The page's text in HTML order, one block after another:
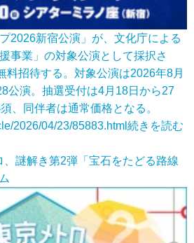
2026新宿公演」が、文化庁による
事業」の対象公演として採択さ
料招待する。対象公演は2026年8月
公演。抽選受付は4月18日から27
、同伴者は通常価格となる。
2026/04/23/85883.html 続きを読む
謎解き第2弾「宝石をたどる路線